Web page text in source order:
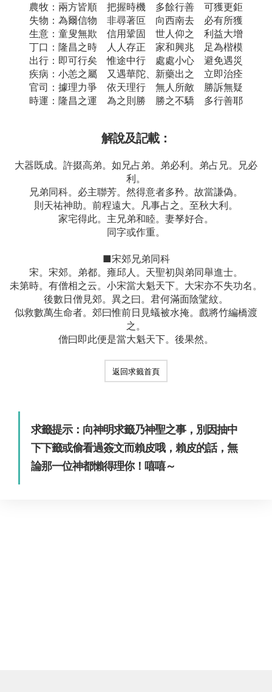
農牧：兩方皆順 把握時機 多餘行善 可獲更鉅
失物：為爾信物 非尋著叵 向西南去 必有所獲
生意：童叟無欺 信用鞏固 世人仰之 利益大增
丁口：隆昌之時 人人存正 家和興兆 足為楷模
出行：即可行矣 惟途中行 處處小心 避免遇災
疾病：小恙之屬 又遇華陀、新藥出之 立即治痊
官司：據理力爭 依天理行 無人所敵 勝訴無疑
時運：隆昌之運 為之則勝 勝之不驕 多行善耶
解說及記載：
大器既成。許掇高弟。如兄占弟。弟必利。弟占兄。兄必
利。
兄弟同科。必主聯芳。然得意者多矜。故當謙偽。
則天祐神助。前程遠大。凡事占之。至秋大利。
家宅得此。主兄弟和睦。妻孥好合。
同字或作重。
■宋郊兄弟同科
宋。宋郊。弟都。雍邱人。天聖初與弟同舉進士。
未第時。有僧相之云。小宋當大魁天下。大宋亦不失功名。
後數日僧見郊。異之曰。君何滿面陰騭紋。
似救數萬生命者。郊曰惟前日見蟻被水掩。戲將竹編橋渡
之。
僧曰即此便是當大魁天下。後果然。
返回求籤首頁
求籤提示：向神明求籤乃神聖之事，別因抽中
下下籤或偷看過簽文而賴皮哦，賴皮的話，無
論那一位神都懶得理你！嘻嘻～